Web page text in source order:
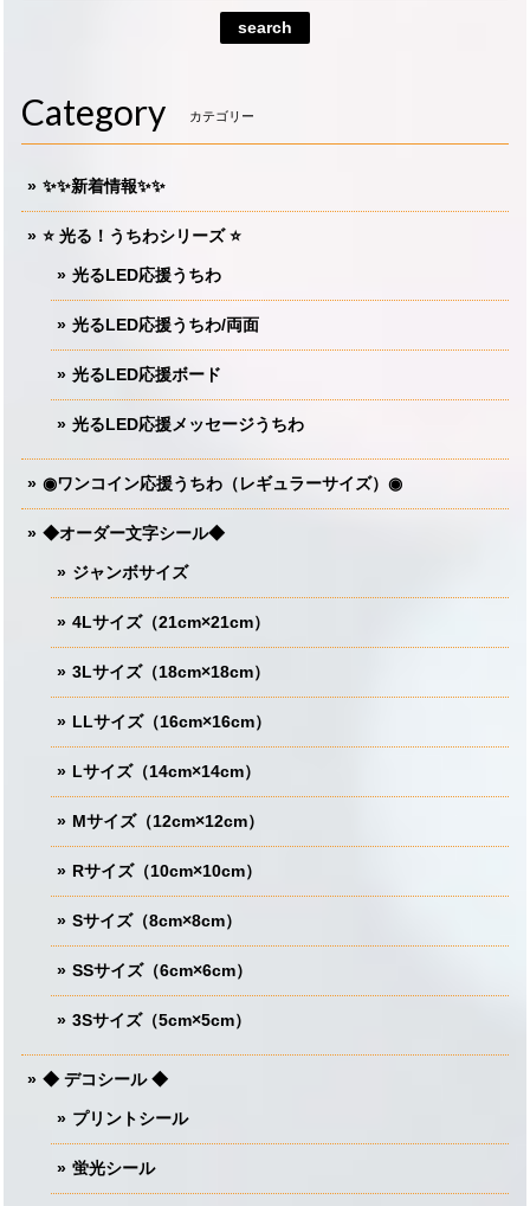
search
Category カテゴリー
✨✨新着情報✨✨
⭐️ 光る！うちわシリーズ ⭐️
光るLED応援うちわ
光るLED応援うちわ/両面
光るLED応援ボード
光るLED応援メッセージうちわ
◉ワンコイン応援うちわ（レギュラーサイズ）◉
◆オーダー文字シール◆
ジャンボサイズ
4Lサイズ（21cm×21cm）
3Lサイズ（18cm×18cm）
LLサイズ（16cm×16cm）
Lサイズ（14cm×14cm）
Mサイズ（12cm×12cm）
Rサイズ（10cm×10cm）
Sサイズ（8cm×8cm）
SSサイズ（6cm×6cm）
3Sサイズ（5cm×5cm）
◆ デコシール ◆
プリントシール
蛍光シール